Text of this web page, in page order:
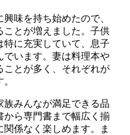
味を持ち始めたので、
ことが増えました。子供
特に充実していて、息子
でいます。妻は料理本や
ことが多く、それぞれが
族みんなが満足できる品
から専門書まで幅広く揃
係なく楽しめます。ま